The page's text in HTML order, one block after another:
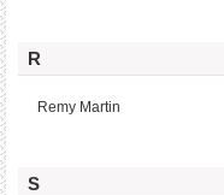
R
Remy Martin
S